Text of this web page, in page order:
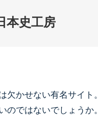
本史工房
欠かせない有名サイト。
のではないでしょうか。